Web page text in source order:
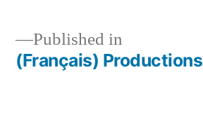
Post
Published in
(Français) Productions